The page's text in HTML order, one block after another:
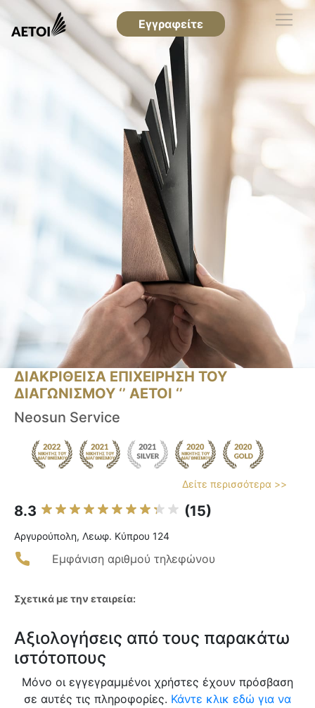
Εγγραφείτε
ΔΙΑΚΡΙΘΕΙΣΑ ΕΠΙΧΕΙΡΗΣΗ ΤΟΥ
ΔΙΑΓΩΝΙΣΜΟΥ ‘’ ΑΕΤΟΙ ‘’
Neosun Service
Δείτε περισσότερα >>
8.3 (15)
Αργυρούπολη, Λεωφ. Κύπρου 124
Εμφάνιση αριθμού τηλεφώνου
Σχετικά με την εταιρεία:
Αξιολογήσεις από τους παρακάτω
ιστότοπους
Μόνο οι εγγεγραμμένοι χρήστες έχουν πρόσβαση
σε αυτές τις πληροφορίες. Κάντε κλικ εδώ για να